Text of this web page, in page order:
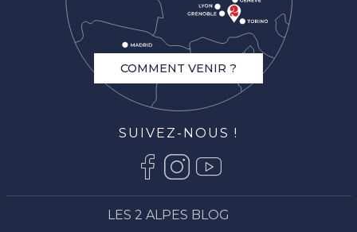
COMMENT VENIR ?
SUIVEZ-NOUS !
LES 2 ALPES BLOG